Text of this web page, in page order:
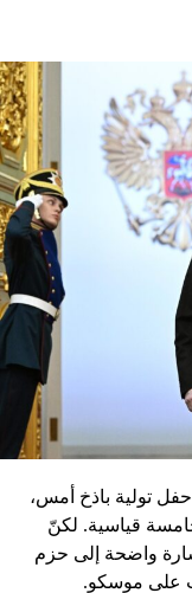
تولية باذخ أمس،
قياسية. لكنّ
واضحة إلى حزم
على موسكو.